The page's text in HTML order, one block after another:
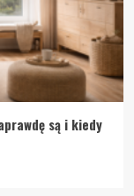
są i kiedy